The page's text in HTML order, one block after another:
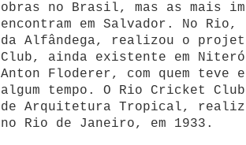
obras no Brasil, mas as mais
encontram em Salvador. No
da Alfândega, realizou o
Club, ainda existente em
Anton Floderer, com quem
algum tempo. O Rio Cricket
de Arquitetura Tropical,
no Rio de Janeiro, em 1933.